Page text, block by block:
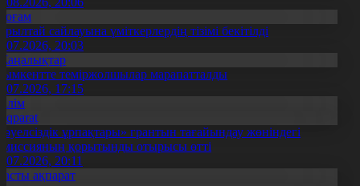
сайлауына үміткерлердің тізімі бекітілді
20:03
теміржолшылар марапатталды
17:15
ұрпақтары» грантын тағайындау жөніндегі
қорытынды отырысы өтті
20:11
ақпарат